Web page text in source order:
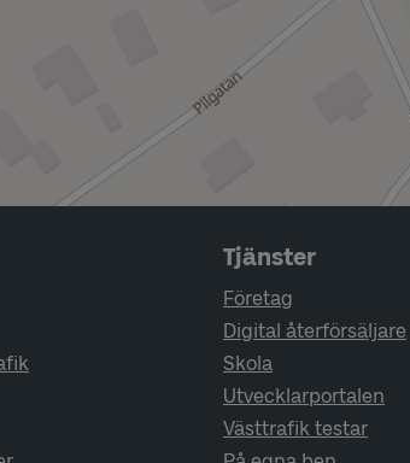
Tjänster
Företag
Digital återförsäljare
Skola
Utvecklarportalen
Västtrafik testar